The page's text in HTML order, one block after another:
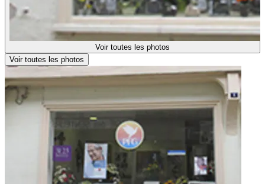
Voir toutes les photos
Voir toutes les photos